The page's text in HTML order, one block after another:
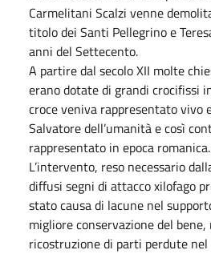
Carmelitani Scalzi venne
titolo dei Santi Pellegrino e
anni del Settecento.
A partire dal secolo XII molte
erano dotate di grandi crocifissi
croce veniva rappresentato
Salvatore dell’umanità e così
rappresentato in epoca romanica.
L’intervento, reso necessario
diffusi segni di attacco xilofago
stato causa di lacune nel
migliore conservazione del bene,
ricostruzione di parti perdute nel